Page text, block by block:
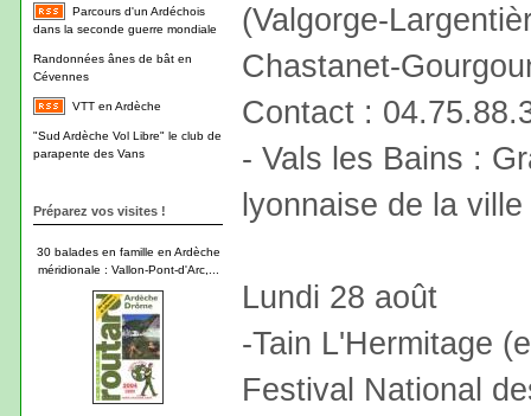
Parcours d'un Ardéchois
dans la seconde guerre mondiale
Randonnées ânes de bât en
Cévennes
VTT en Ardèche
"Sud Ardèche Vol Libre" le club de
parapente des Vans
Préparez vos visites !
30 balades en famille en Ardèche
méridionale : Vallon-Pont-d'Arc,...
(Valgorge-
Chastanet-
Contact :
- Vals les Bains :
lyonnaise de la ville
Lundi 28 août
-Tain L'Hermitage
Festival National